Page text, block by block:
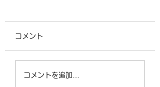
4/2（木）18:30〜
コメント
コメントを追加…